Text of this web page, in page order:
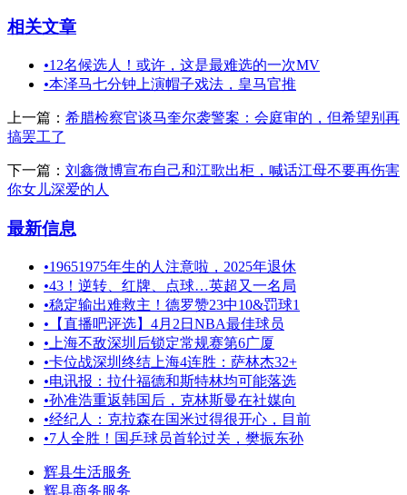
相关文章
•12名候选人！或许，这是最难选的一次MV
•本泽马七分钟上演帽子戏法，皇马官推
上一篇： 希腊检察官谈马奎尔袭警案：会庭审的，但希望别再
搞罢工了
下一篇： 刘鑫微博宣布自己和江歌出柜，喊话江母不要再伤害
你女儿深爱的人
最新信息
•19651975年生的人注意啦，2025年退休
•43！逆转、红牌、点球…英超又一名局
•稳定输出难救主！德罗赞23中10&罚球1
• 【直播吧评选】4月2日NBA最佳球员
• 上海不敌深圳后锁定常规赛第6广厦
•卡位战深圳终结上海4连胜：萨林杰32+
•电讯报：拉什福德和斯特林均可能落选
•孙准浩重返韩国后，克林斯曼在社媒向
•经纪人：克拉森在国米过得很开心，目前
•7人全胜！国乒球员首轮过关，樊振东孙
辉县生活服务
辉县商务服务